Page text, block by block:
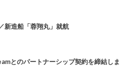
新造船「蓉翔丸」就航
とのパートナーシップ契約を締結しま